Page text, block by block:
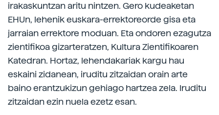
irakaskuntzan aritu nintzen. Gero kudeaketan
EHUn, lehenik euskara-errektoreorde gisa eta
jarraian errektore moduan. Eta ondoren ezagutza
zientifikoa gizarteratzen, Kultura Zientifikoaren
Katedran. Hortaz, lehendakariak kargu hau
eskaini zidanean, iruditu zitzaidan orain arte
baino erantzukizun gehiago hartzea zela. Iruditu
zitzaidan ezin nuela ezetz esan.